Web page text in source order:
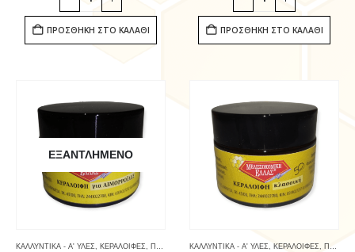
ΠΡΟΣΘΉΚΗ ΣΤΟ ΚΑΛΆΘΙ ΠΡΟΣΘΉΚΗ ΣΤΟ ΚΑΛΆΘΙ
ΕΞΑΝΤΛΗΜΈΝΟ
ΚΑΛΛΥΝΤΙΚΑ - Α' ΥΛΕΣ, ΚΕΡΑΛΟΙΦΕΣ, ΠΡΟΙΟΝΤΑ ΜΕΛΙΣΣΑΣ & ΚΑΤΑΝΑΛΩΤΗ ΚΑΛΛΥΝΤΙΚΑ - Α' ΥΛΕΣ, ΚΕΡΑΛΟΙΦΕΣ, ΠΡΟΙΟΝΤΑ ΜΕΛΙΣΣΑΣ & ΚΑΤΑΝΑΛΩΤΗ